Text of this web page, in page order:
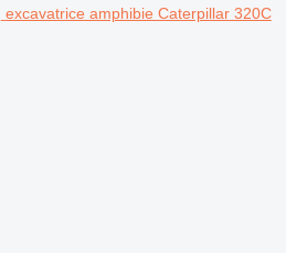
excavatrice amphibie Caterpillar 320C